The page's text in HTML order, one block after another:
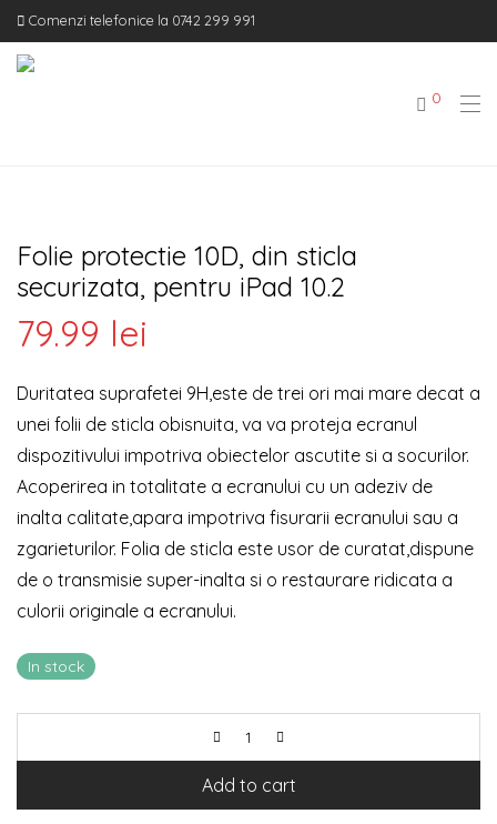
Comenzi telefonice la 0742 299 991
0
Folie protectie 10D, din sticla
securizata, pentru iPad 10.2
79.99 lei
Duritatea suprafetei 9H,este de trei ori mai mare decat a
unei folii de sticla obisnuita, va va proteja ecranul
dispozitivului impotriva obiectelor ascutite si a socurilor.
Acoperirea in totalitate a ecranului cu un adeziv de
inalta calitate,apara impotriva fisurarii ecranului sau a
zgarieturilor. Folia de sticla este usor de curatat,dispune
de o transmisie super-inalta si o restaurare ridicata a
culorii originale a ecranului.
In stock
Add to cart